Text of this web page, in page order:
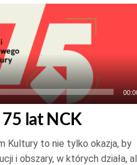
75 lat NCK
Kultury to nie tylko okazja, by
i obszary, w których działa,